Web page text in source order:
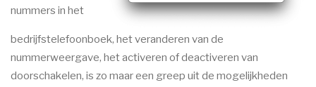
nummers in het
bedrijfstelefoonboek, het veranderen van de
nummerweergave, het activeren of deactiveren van
doorschakelen, is zo maar een greep uit de mogelijkheden